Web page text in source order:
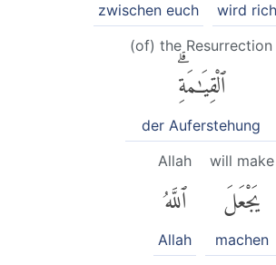
wird
zwischen euch
(of) the Resurrection
ٱلْقِيَٰمَةِۗ
der Auferstehung
will make
يَجْعَلَ
machen
Allah
ٱللَّهُ
Allah